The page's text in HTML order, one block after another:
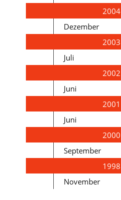
2004
Dezember
2003
Juli
2002
Juni
2001
Juni
2000
September
1998
November